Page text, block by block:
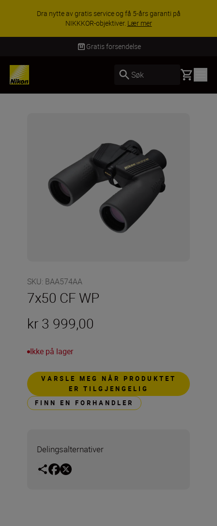
Dra nytte av gratis service og få 5-års garanti på
NIKKKOR-objektiver. Lær mer
Gratis forsendelse
Søk Basket
SKU: BAA574AA
7x50 CF WP
kr 3 999,00
Ikke på lager
VARSLE MEG NÅR PRODUKTET
ER TILGJENGELIG
FINN EN FORHANDLER
Delingsalternativer